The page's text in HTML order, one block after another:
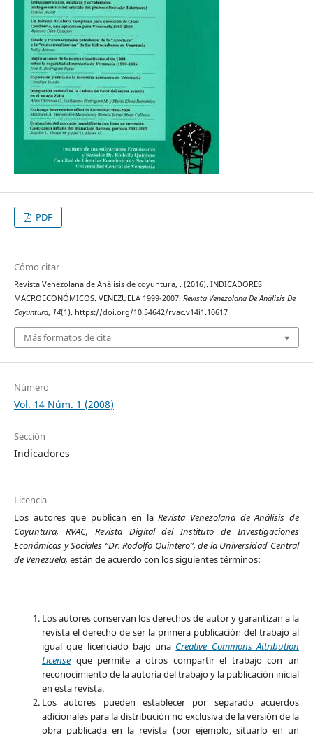
PDF
Cómo citar
Revista Venezolana de Análisis de coyuntura, . (2016). INDICADORES
MACROECONÓMICOS. VENEZUELA 1999-2007. Revista Venezolana De Análisis De
Coyuntura, 14(1). https://doi.org/10.54642/rvac.v14i1.10617
Más formatos de cita
Número
Vol. 14 Núm. 1 (2008)
Sección
Indicadores
Licencia
Los autores que publican en laRevista Venezolana de Análisis de
Coyuntura, RVAC, Revista Digital del Instituto de Investigaciones
Económicas y Sociales “Dr. Rodolfo Quintero”, de la Universidad Central
de Venezuela, están de acuerdo con los siguientes términos:
Los autores conservan los derechos de autor y garantizan a la
revista el derecho de ser la primera publicación del trabajo al
igual que licenciado bajo una Creative Commons Attribution
Licenseque permite a otros compartir el trabajo con un
reconocimiento de la autoría del trabajo y la publicación inicial
en esta revista.
Los autores pueden establecer por separado acuerdos
adicionales para la distribución no exclusiva de la versión de la
obra publicada en la revista (por ejemplo, situarlo en un